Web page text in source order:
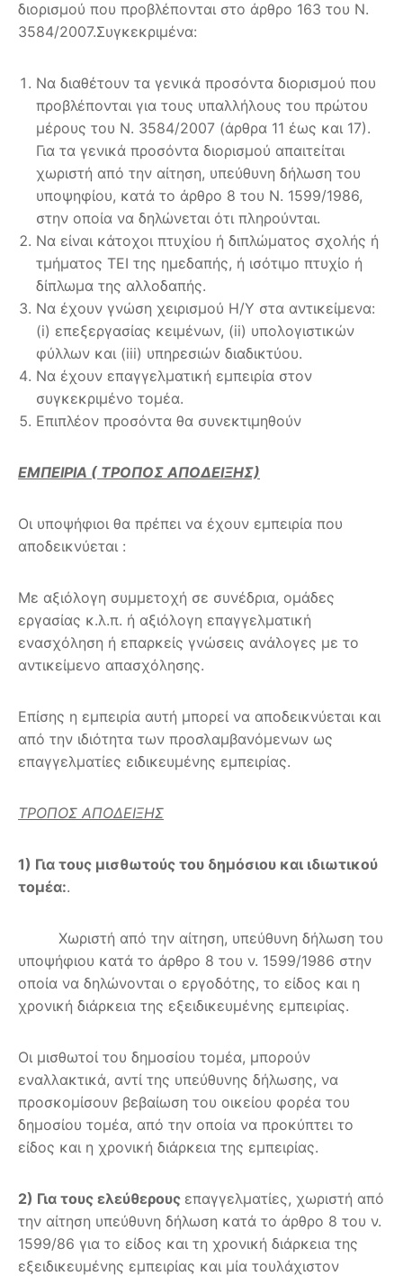
διορισμού που προβλέπονται στο άρθρο 163 του Ν.
3584/2007.Συγκεκριμένα:
Να διαθέτουν τα γενικά προσόντα διορισμού που
προβλέπονται για τους υπαλλήλους του πρώτου
μέρους του Ν. 3584/2007 (άρθρα 11 έως και 17).
Για τα γενικά προσόντα διορισμού απαιτείται
χωριστή από την αίτηση, υπεύθυνη δήλωση του
υποψηφίου, κατά το άρθρο 8 του Ν. 1599/1986,
στην οποία να δηλώνεται ότι πληρούνται.
Να είναι κάτοχοι πτυχίου ή διπλώματος σχολής ή
τμήματος ΤΕΙ της ημεδαπής, ή ισότιμο πτυχίο ή
δίπλωμα της αλλοδαπής.
Να έχουν γνώση χειρισμού Η/Υ στα αντικείμενα:
(i) επεξεργασίας κειμένων, (ii) υπολογιστικών
φύλλων και (iii) υπηρεσιών διαδικτύου.
Να έχουν επαγγελματική εμπειρία στον
συγκεκριμένο τομέα.
Επιπλέον προσόντα θα συνεκτιμηθούν
ΕΜΠΕΙΡΙΑ ( ΤΡΟΠΟΣ ΑΠΟΔΕΙΞΗΣ)
Οι υποψήφιοι θα πρέπει να έχουν εμπειρία που
αποδεικνύεται :
Με αξιόλογη συμμετοχή σε συνέδρια, ομάδες
εργασίας κ.λ.π. ή αξιόλογη επαγγελματική
ενασχόληση ή επαρκείς γνώσεις ανάλογες με το
αντικείμενο απασχόλησης.
Επίσης η εμπειρία αυτή μπορεί να αποδεικνύεται και
από την ιδιότητα των προσλαμβανόμενων ως
επαγγελματίες ειδικευμένης εμπειρίας.
ΤΡΟΠΟΣ ΑΠΟΔΕΙΞΗΣ
1) Για τους μισθωτούς του δημόσιου και ιδιωτικού
τομέα:.
Χωριστή από την αίτηση, υπεύθυνη δήλωση του
υποψήφιου κατά το άρθρο 8 του ν. 1599/1986 στην
οποία να δηλώνονται ο εργοδότης, το είδος και η
χρονική διάρκεια της εξειδικευμένης εμπειρίας.
Οι μισθωτοί του δημοσίου τομέα, μπορούν
εναλλακτικά, αντί της υπεύθυνης δήλωσης, να
προσκομίσουν βεβαίωση του οικείου φορέα του
δημοσίου τομέα, από την οποία να προκύπτει το
είδος και η χρονική διάρκεια της εμπειρίας.
2) Για τους ελεύθερους επαγγελματίες, χωριστή από
την αίτηση υπεύθυνη δήλωση κατά το άρθρο 8 του ν.
1599/86 για το είδος και τη χρονική διάρκεια της
εξειδικευμένης εμπειρίας και μία τουλάχιστον